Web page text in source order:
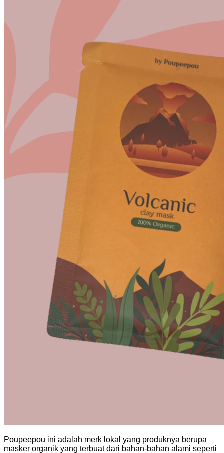
Poupeepou ini adalah merk lokal yang produknya berupa
masker organik yang terbuat dari bahan-bahan alami seperti